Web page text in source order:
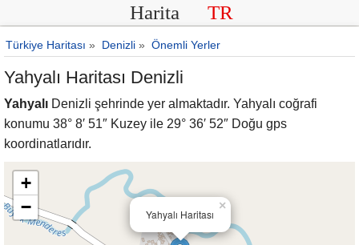
Harita TR
Türkiye Haritası » Denizli » Önemli Yerler
Yahyalı Haritası Denizli
Yahyalı Denizli şehrinde yer almaktadır. Yahyalı coğrafi
konumu 38° 8′ 51″ Kuzey ile 29° 36′ 52″ Doğu gps
koordinatlarıdır.
Yahyalı Haritası
×
+
−